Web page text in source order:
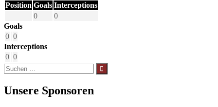
Position Goals Interceptions
0
0
Goals
0 0
Interceptions
0 0
Suchen
nach:
Unsere Sponsoren